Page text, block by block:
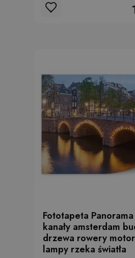
Fototapeta
kanały amsterdam
drzewa rowery
lampy rzeka światła